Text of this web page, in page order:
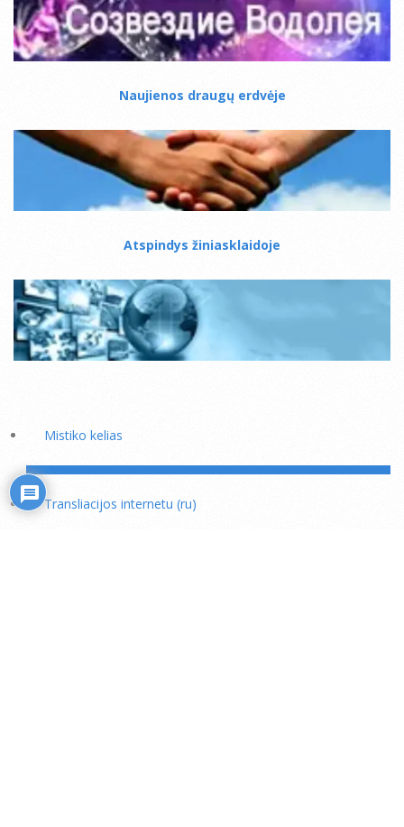
Naujienos draugų erdvėje
Atspindys žiniasklaidoje
Mistiko kelias
Transliacijos internetu (ru)